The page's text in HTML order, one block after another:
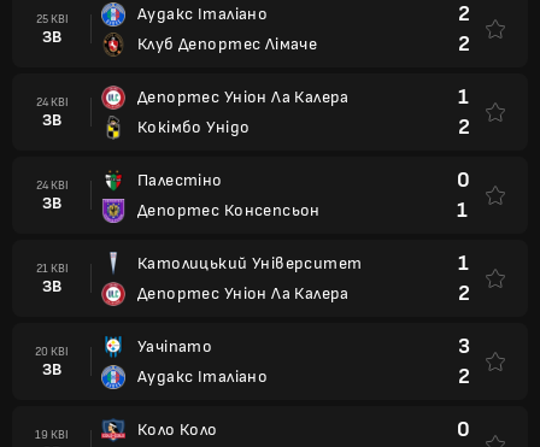
25 КВІ
ЗВ
Аудакс Італіано
Клуб Депортес Лімаче
2
2
24 КВІ
ЗВ
Депортес Уніон Ла Калера
Кокімбо Унідо
1
2
24 КВІ
ЗВ
Палестіно
Депортес Консепсьон
0
1
21 КВІ
ЗВ
Католицький Університет
Депортес Уніон Ла Калера
1
2
20 КВІ
ЗВ
Уачіпато
Аудакс Італіано
3
2
19 КВІ
Коло Коло
0